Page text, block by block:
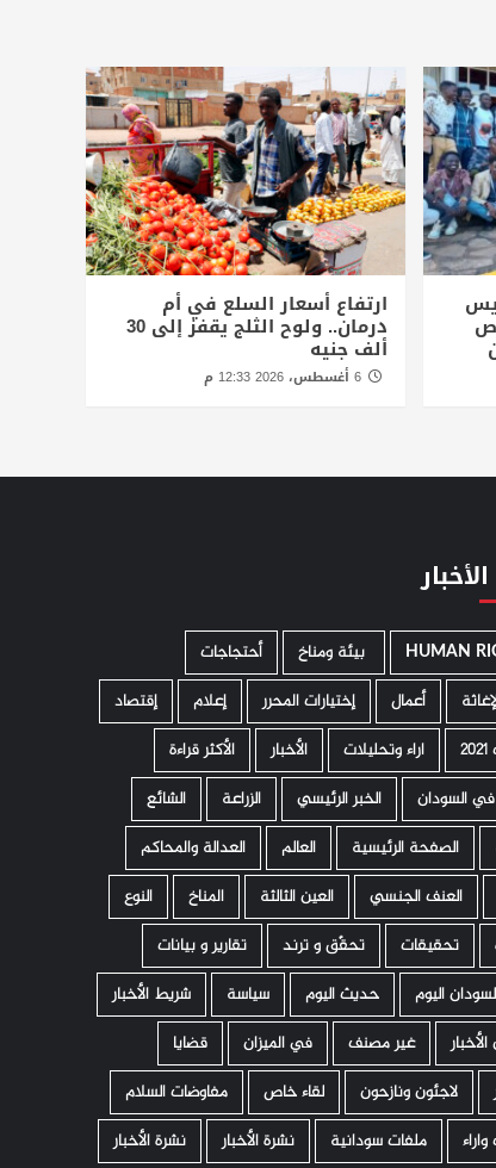
ارتفاع أسعار السلع في أم
درمان.. ولوح الثلج يقفز إلى 30
ألف جنيه
6 أغسطس، 2026 12:33 م
HUMAN ­ بيئة ومناخ
أحتجاجات
أعمال إختيارات المحرر إعلام
إقتصاد
اراء وتحليلات الأخبار
الأكثر قراءة
السودان
الخبر الرئيسي الزراعة
الشائع
الصفحة الرئيسية العالم
العدالة والمحاكم
العنف الجنسي العين الثالثة المناخ
النوع
تحقيقات تحقّق و ترند
تقارير و بيانات
اليوم
حديث اليوم سياسة
شريط الأخبار
غير مصنف في الميزان
قضايا
لاجئون ونازحون لقاء خاص
مفاوضات السلام
ملفات سودانية نشرة الأخبار نشرة الأخبار